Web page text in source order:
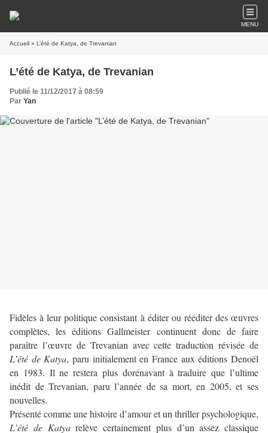
MENU
Accueil » L’été de Katya, de Trevanian
L’été de Katya, de Trevanian
Publié le 11/12/2017 à 08:59
Par Yan
Fidèles à leur politique consistant à éditer ou rééditer des œuvres
complètes, les éditions Gallmeister continuent donc de faire
paraître l’œuvre de Trevanian avec cette traduction révisée de
L’été de Katya, paru initialement en France aux éditions Denoël
en 1983. Il ne restera plus dorénavant à traduire que l’ultime
inédit de Trevanian, paru l’année de sa mort, en 2005, et ses
nouvelles.
Présenté comme une histoire d’amour et un thriller psychologique,
L’été de Katyarelève certainement plus d’un assez classique